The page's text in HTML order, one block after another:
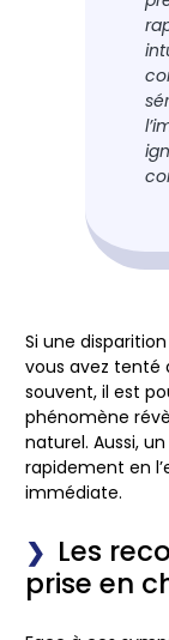
Si une
vous avez tenté
souvent, il est
phénomène
naturel. Aussi,
rapidement en
immédiate.
Les
prise en